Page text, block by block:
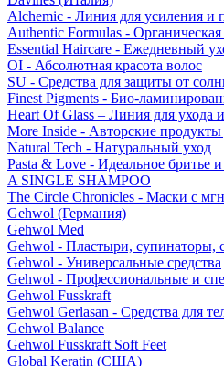
Alchemic - Линия для усиления и
Authentic Formulas -
Essential Haircare - Eжедневный
OI - Абсолютная красота волос
SU - Средства для защиты от
Finest Pigments - Био-
Heart Of Glass – Линия для ухода
More Inside - Авторские продукты
Natural Tech - Натуральный уход
Pasta & Love - Идеальное бритье
A SINGLE SHAMPOO
The Circle Chronicles - Маски с
Gehwol (Германия)
Gehwol Med
Gehwol - Пластыри, супинаторы,
Gehwol - Универсальные средства
Gehwol - Профессиональные и
Gehwol Fusskraft
Gehwol Gerlasan - Средства для
Gehwol Balance
Gehwol Fusskraft Soft Feet
Global Keratin (США)